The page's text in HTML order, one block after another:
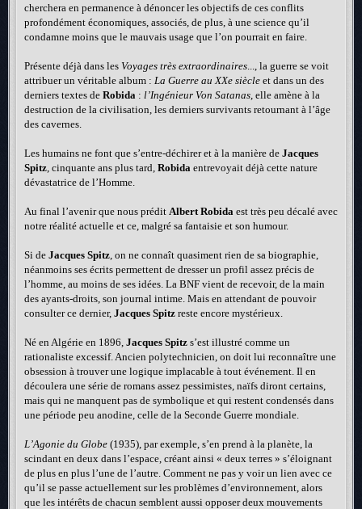
cherchera en permanence à dénoncer les objectifs de ces conflits
profondément économiques, associés, de plus, à une science qu’il
condamne moins que le mauvais usage que l’on pourrait en faire.
Présente déjà dans les Voyages très extraordinaires..., la guerre se voit
attribuer un véritable album : La Guerre au XXe siècle et dans un des
derniers textes de Robida : l’Ingénieur Von Satanas, elle amène à la
destruction de la civilisation, les derniers survivants retournant à l’âge
des cavernes.
Les humains ne font que s’entre-déchirer et à la manière de Jacques
Spitz, cinquante ans plus tard, Robida entrevoyait déjà cette nature
dévastatrice de l’Homme.
Au final l’avenir que nous prédit Albert Robida est très peu décalé avec
notre réalité actuelle et ce, malgré sa fantaisie et son humour.
Si de Jacques Spitz, on ne connaît quasiment rien de sa biographie,
néanmoins ses écrits permettent de dresser un profil assez précis de
l’homme, au moins de ses idées. La BNF vient de recevoir, de la main
des ayants-droits, son journal intime. Mais en attendant de pouvoir
consulter ce dernier, Jacques Spitz reste encore mystérieux.
Né en Algérie en 1896, Jacques Spitz s’est illustré comme un
rationaliste excessif. Ancien polytechnicien, on doit lui reconnaître une
obsession à trouver une logique implacable à tout événement. Il en
découlera une série de romans assez pessimistes, naïfs diront certains,
mais qui ne manquent pas de symbolique et qui restent condensés dans
une période peu anodine, celle de la Seconde Guerre mondiale.
L’Agonie du Globe (1935), par exemple, s’en prend à la planète, la
scindant en deux dans l’espace, créant ainsi « deux terres » s’éloignant
de plus en plus l’une de l’autre. Comment ne pas y voir un lien avec ce
qu’il se passe actuellement sur les problèmes d’environnement, alors
que les intérêts de chacun semblent aussi opposer deux mouvements